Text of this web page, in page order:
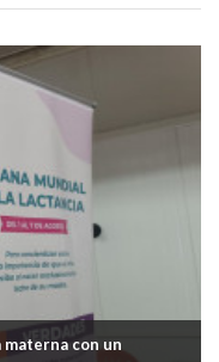
materna con un